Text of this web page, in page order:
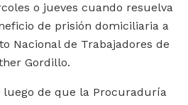
o jueves cuando resuelva
de prisión domiciliaria a
Nacional de Trabajadores de
Gordillo.
luego de que la Procuraduría